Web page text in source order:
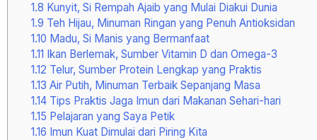
1.8 Kunyit, Si Rempah Ajaib yang Mulai Diakui Dunia
1.9 Teh Hijau, Minuman Ringan yang Penuh Antioksidan
1.10 Madu, Si Manis yang Bermanfaat
1.11 Ikan Berlemak, Sumber Vitamin D dan Omega-3
1.12 Telur, Sumber Protein Lengkap yang Praktis
1.13 Air Putih, Minuman Terbaik Sepanjang Masa
1.14Tips Praktis Jaga Imun dari Makanan Sehari-hari
1.15 Pelajaran yang Saya Petik
1.16 Imun Kuat Dimulai dari Piring Kita